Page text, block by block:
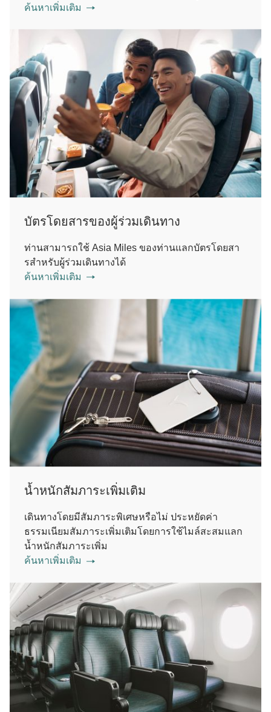
ค้นหาเพิ่มเติม
บัตรโดยสารของผู้ร่วมเดินทาง
ท่านสามารถใช้ Asia Miles ของท่านแลกบัตรโดยสา
รสําหรับผู้ร่วมเดินทางได้
ค้นหาเพิ่มเติม
น้ำหนักสัมภาระเพิ่มเติม
เดินทางโดยมีสัมภาระพิเศษหรือไม่ ประหยัดค่า
ธรรมเนียมสัมภาระเพิ่มเติมโดยการใช้ไมล์สะสมแลก
น้ำหนักสัมภาระเพิ่ม
ค้นหาเพิ่มเติม